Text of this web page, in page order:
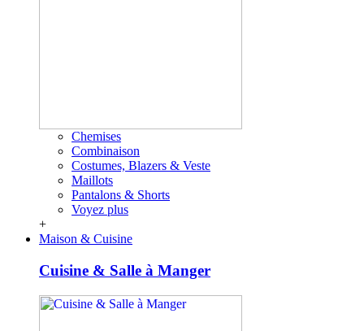
Chemises
Combinaison
Costumes, Blazers & Veste
Maillots
Pantalons & Shorts
Voyez plus
+
Maison & Cuisine
Cuisine & Salle à Manger